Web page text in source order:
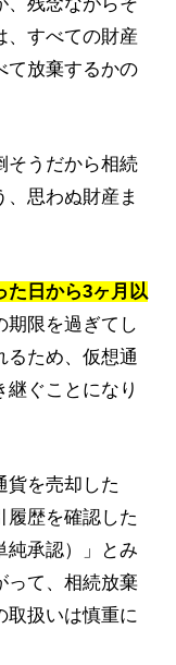
、すべての財産
て放棄するかの
そうだから相続
思わぬ財産ま
た日から3ヶ月以
期限を過ぎてし
るため、仮想通
ぐことになり
貨を売却した
履歴を確認した
純承認）」とみ
って、相続放棄
取扱いは慎重に